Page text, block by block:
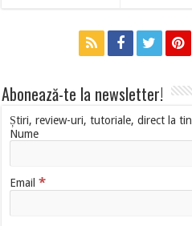
Abonează-te la newsletter!
Știri, review-uri, tutoriale, direct la
Nume
Email*